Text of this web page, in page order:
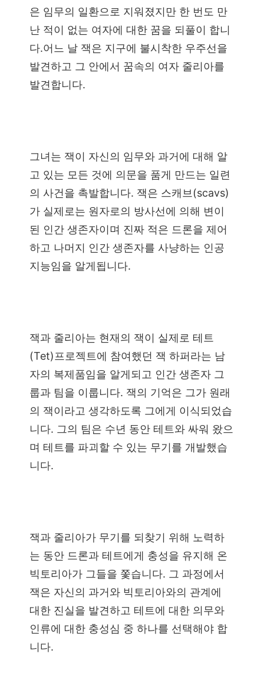
은 임무의 일환으로 지워졌지만 한 번도 만
난 적이 없는 여자에 대한 꿈을 되풀이 합니
다.어느 날 잭은 지구에 불시착한 우주선을
발견하고 그 안에서 꿈속의 여자 줄리아를
발견합니다.
그녀는 잭이 자신의 임무와 과거에 대해 알
고 있는 모든 것에 의문을 품게 만드는 일련
의 사건을 촉발합니다. 잭은 스캐브(scavs)
가 실제로는 원자로의 방사선에 의해 변이
된 인간 생존자이며 진짜 적은 드론을 제어
하고 나머지 인간 생존자를 사냥하는 인공
지능임을 알게됩니다.
잭과 줄리아는 현재의 잭이 실제로 테트
(Tet)프로젝트에 참여했던 잭 하퍼라는 남
자의 복제품임을 알게되고 인간 생존자 그
룹과 팀을 이룹니다. 잭의 기억은 그가 원래
의 잭이라고 생각하도록 그에게 이식되었습
니다. 그의 팀은 수년 동안 테트와 싸워 왔으
며 테트를 파괴할 수 있는 무기를 개발했습
니다.
잭과 줄리아가 무기를 되찾기 위해 노력하
는 동안 드론과 테트에게 충성을 유지해 온
빅토리아가 그들을 쫓습니다. 그 과정에서
잭은 자신의 과거와 빅토리아와의 관계에
대한 진실을 발견하고 테트에 대한 의무와
인류에 대한 충성심 중 하나를 선택해야 합
니다.